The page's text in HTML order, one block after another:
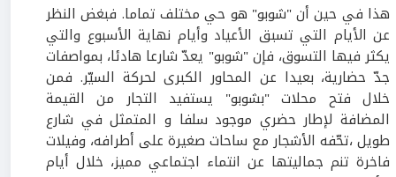
هذا في حين أن "شوبو" هو حي مختلف تماما. فبغض النظر
عن الأيام التي تسبق الأعياد وأيام نهاية الأسبوع والتي
يكثر فيها التسوق، فإن "شوبو" يعدّ شارعا هادئا، بمواصفات
جدّ حضارية، بعيدا عن المحاور الكبرى لحركة السيّر. فمن
خلال فتح محلات "بشوبو" يستفيد التجار من القيمة
المضافة لإطار حضري موجود سلفا و المتمثل في شارع
طويل ،تحّفه الأشجار مع ساحات صغيرة على أطرافه، وفيلات
فاخرة تنم جماليتها عن انتماء اجتماعي مميز، خلال أيام